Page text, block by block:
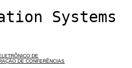
Systems
DE
DE CONFERÊNCIAS